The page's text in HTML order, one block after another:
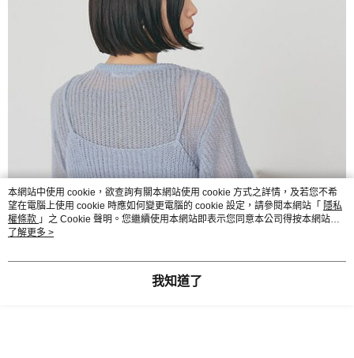
本網站中使用 cookie，欲查詢有關本網站使用 cookie 方式之詳情，及若您不希
望在電腦上使用 cookie 時應如何變更電腦的 cookie 設定，請參閱本網站「 隱私
權條款 」之 Cookie 聲明。您繼續使用本網站即表示您同意本公司得按本網站使
用條款之 Cookie 聲明使用 cookie。
了解更多 >
我知道了